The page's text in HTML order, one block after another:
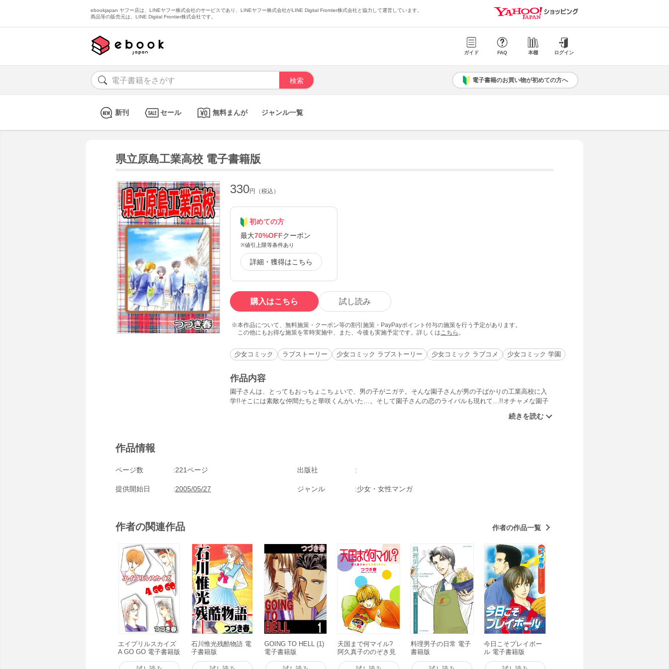
ebookjapan ヤフー店は、LINEヤフー株式会社のサービスであり、LINEヤフー株式会社がLINE Digital Frontier株式会社と協力して運営しています。
商品等の販売元は、LINE Digital Frontier株式会社です。
ガイド FAQ 本棚 ログイン
電子書籍のお買い物が初めての方へ
新刊 セール 無料まんが ジャンル一覧
県立原島工業高校 電子書籍版
330円（税込）
初めての方
最大70%OFFクーポン
※値引上限等条件あり
詳細・獲得はこちら
購入はこちら 試し読み
本作品について、無料施策・クーポン等の割引施策・PayPayポイント付与の施策を行う予定があります。
この他にもお得な施策を常時実施中、また、今後も実施予定です。詳しくは こちら 。
少女コミック ラブストーリー 少女コミック ラブストーリー 少女コミック ラブコメ 少女コミック 学園
作品内容
園子さんは、とってもおっちょこちょいで、男の子がニガテ。そんな園子さんが男の子ばかりの工業高校に入
学!!そこには素敵な仲間たちと華咲くんがいた…。そして園子さんの恋のライバルも現れて…!!オチャメな園子
作品情報
ページ数 221ページ 出版社
提供開始日 2005/05/27 ジャンル 少女・女性マンガ
作者の関連作品 作者の作品一覧
エイプリルスカイズ
A GO GO 電子書籍版
石川惟光残酷物語 電
子書籍版
GOING TO HELL (1)
電子書籍版
天国まで何マイル?
阿久真子ののぞき見
ファイル 電子書籍版
料理男子の日常 電子
書籍版
今日こそプレイボー
ル 電子書籍版